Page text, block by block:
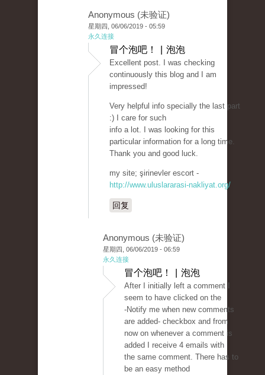
Anonymous (未验证)
星期四, 06/06/2019 - 05:59
永久连接
冒个泡吧！ | 泡泡
Excellent post. I was checking
continuously this blog and I am
impressed!
Very helpful info specially the last part
:) I care for such
info a lot. I was looking for this
particular information for a long time.
Thank you and good luck.
my site; şirinevler escort -
http://www.uluslararasi-nakliyat.org/
回复
Anonymous (未验证)
星期四, 06/06/2019 - 06:59
永久连接
冒个泡吧！ | 泡泡
After I initially left a comment I
seem to have clicked on the
-Notify me when new comments
are added- checkbox and from
now on whenever a comment is
added I receive 4 emails with
the same comment. There has to
be an easy method